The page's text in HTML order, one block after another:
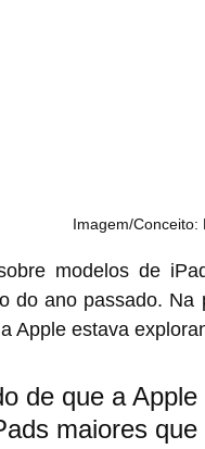
Imagem/Conceito:
do ano passado. Na
Apple estava
de que a
maiores